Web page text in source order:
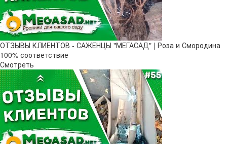
ОТЗЫВЫ КЛИЕНТОВ - САЖЕНЦЫ "МЕГАСАД" | Роза и Смородина
100% соответствие
Смотреть